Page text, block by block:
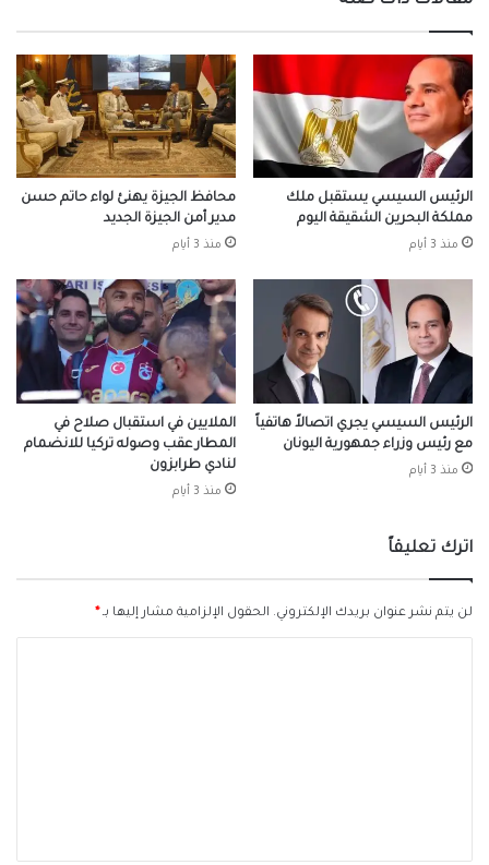
الرئيس السيسي يستقبل ملك
مملكة البحرين الشقيقة اليوم
منذ 3 أيام
محافظ الجيزة يهنئ لواء حاتم حسن
مدير أمن الجيزة الجديد
منذ 3 أيام
الرئيس السيسي يجري اتصالاً هاتفياً
مع رئيس وزراء جمهورية اليونان
منذ 3 أيام
الملايين في استقبال صلاح في
المطار عقب وصوله تركيا للانضمام
لنادي طرابزون
منذ 3 أيام
اترك تعليقاً
لن يتم نشر عنوان بريدك الإلكتروني. الحقول الإلزامية مشار إليها بـ*